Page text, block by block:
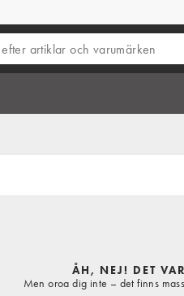
ÅH, NEJ! DET
Men oroa dig inte – det finns